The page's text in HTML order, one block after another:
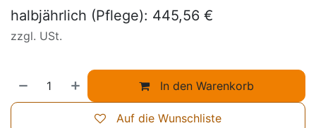
halbjährlich (Pflege): 445,56 €
zzgl. USt.
In den Warenkorb
Auf die Wunschliste